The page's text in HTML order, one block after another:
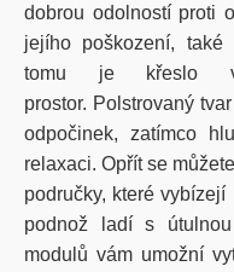
dobrou odolností proti
jejího poškození,
tomu je křeslo
prostor. Polstrovaný
odpočinek, zatímco
relaxaci. Opřít se
područky, které
podnož ladí s
modulů vám umožní